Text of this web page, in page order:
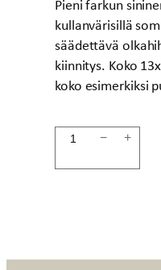
Pieni farkun
kullanvärisillä
säädettävä
kiinnitys. Koko
koko esimerkiksi
Pikkulaukku
− +